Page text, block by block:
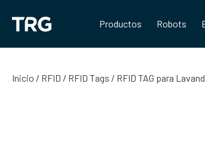
contenido
Productos Robots
Inicio / RFID / RFID Tags / RFID TAG para